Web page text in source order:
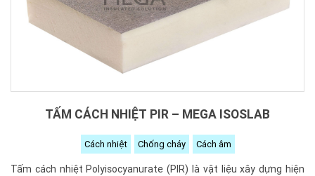
TẤM CÁCH NHIỆT PIR – MEGA ISOSLAB
Cách nhiệt Chống cháy Cách âm
Tấm cách nhiệt Polyisocyanurate (PIR) là vật liệu xây dựng hiện